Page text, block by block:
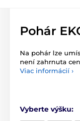
Pohár
Na pohár lze
není zahrnuta
Viac informácií ›
Vyberte výšku: